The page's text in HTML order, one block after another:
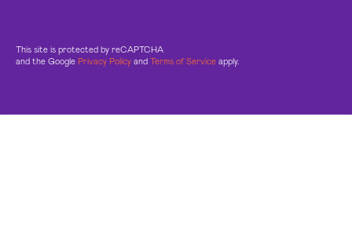
This site is protected by reCAPTCHA
and the Google Privacy Policy and Terms of Service apply.